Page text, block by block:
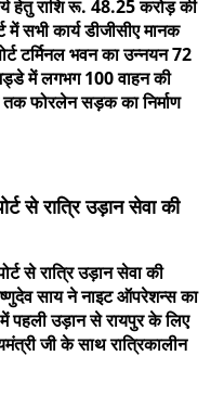
हेतु राशि रू. 48.25 करोड़ की
सभी कार्य डीजीसीए मानक
टर्मिनल भवन का उन्नयन 72
में लगभग 100 वाहन की
तक फोरलेन सड़क का निर्माण
से रात्रि उड़ान सेवा की
से रात्रि उड़ान सेवा की
साय ने नाइट ऑपरेशन्स का
पहली उड़ान से रायपुर के लिए
जी के साथ रात्रिकालीन